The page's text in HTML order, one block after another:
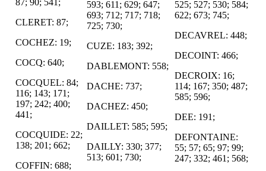
CLERET: 87;
COCHEZ: 19;
COCQ: 640;
COCQUEL: 84;
116; 143; 171;
197; 242; 400;
441;
COCQUIDE: 22;
138; 201; 662;
COFFIN: 688;
593; 611; 629; 647;
693; 712; 717; 718;
725; 730;
CUZE: 183; 392;
DABLEMONT: 558;
DACHE: 737;
DACHEZ: 450;
DAILLET: 585; 595;
DAILLY: 330; 377;
513; 601; 730;
525; 527; 530; 584;
622; 673; 745;
DECAVREL: 448;
DECOINT: 466;
DECROIX: 16;
114; 167; 350; 487;
585; 596;
DEE: 191;
DEFONTAINE:
55; 57; 65; 97; 99;
247; 332; 461; 568;